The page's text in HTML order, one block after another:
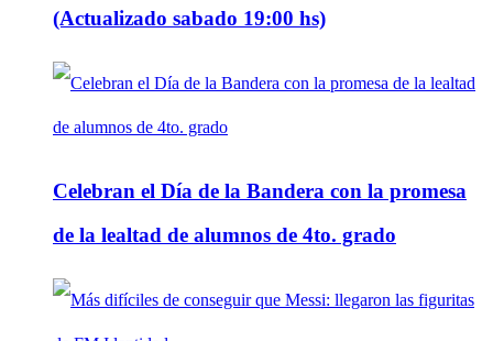
(Actualizado sabado 19:00 hs)
Celebran el Día de la Bandera con la promesa
de la lealtad de alumnos de 4to. grado